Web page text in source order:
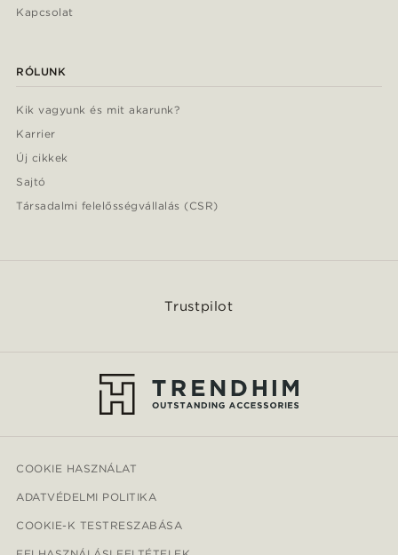
Kapcsolat
RÓLUNK
Kik vagyunk és mit akarunk?
Karrier
Új cikkek
Sajtó
Társadalmi felelősségvállalás (CSR)
Trustpilot
COOKIE HASZNÁLAT
ADATVÉDELMI POLITIKA
COOKIE-K TESTRESZABÁSA